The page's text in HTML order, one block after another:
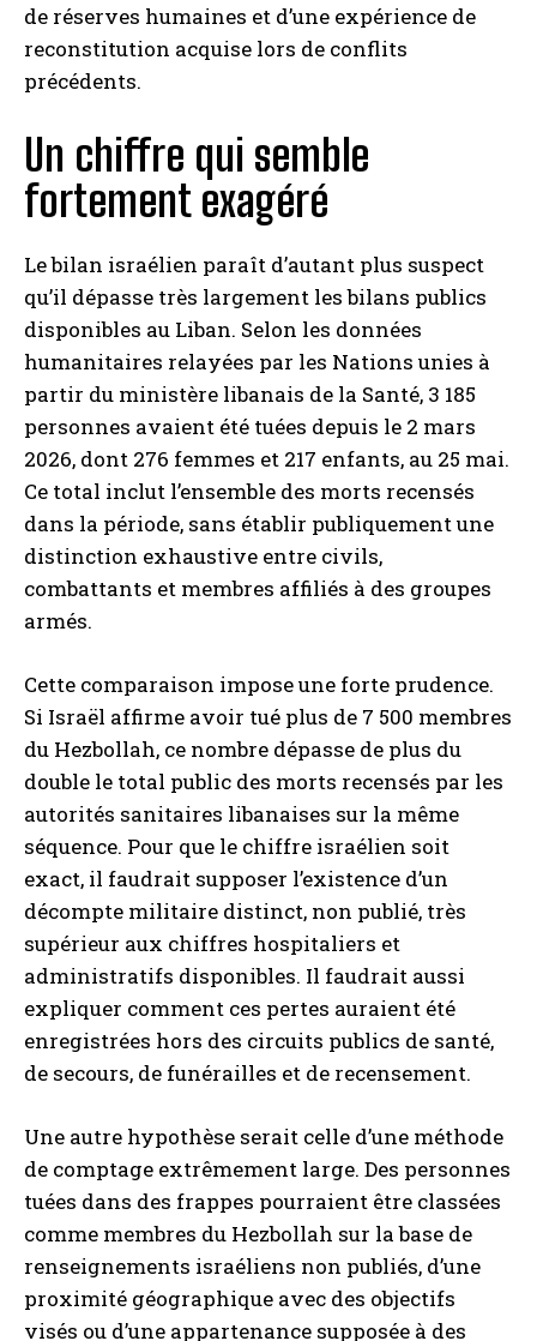
de réserves humaines et d’une expérience de
reconstitution acquise lors de conflits
précédents.
Un chiffre qui semble
fortement exagéré
Le bilan israélien paraît d’autant plus suspect
qu’il dépasse très largement les bilans publics
disponibles au Liban. Selon les données
humanitaires relayées par les Nations unies à
partir du ministère libanais de la Santé, 3 185
personnes avaient été tuées depuis le 2 mars
2026, dont 276 femmes et 217 enfants, au 25 mai.
Ce total inclut l’ensemble des morts recensés
dans la période, sans établir publiquement une
distinction exhaustive entre civils,
combattants et membres affiliés à des groupes
armés.
Cette comparaison impose une forte prudence.
Si Israël affirme avoir tué plus de 7 500 membres
du Hezbollah, ce nombre dépasse de plus du
double le total public des morts recensés par les
autorités sanitaires libanaises sur la même
séquence. Pour que le chiffre israélien soit
exact, il faudrait supposer l’existence d’un
décompte militaire distinct, non publié, très
supérieur aux chiffres hospitaliers et
administratifs disponibles. Il faudrait aussi
expliquer comment ces pertes auraient été
enregistrées hors des circuits publics de santé,
de secours, de funérailles et de recensement.
Une autre hypothèse serait celle d’une méthode
de comptage extrêmement large. Des personnes
tuées dans des frappes pourraient être classées
comme membres du Hezbollah sur la base de
renseignements israéliens non publiés, d’une
proximité géographique avec des objectifs
visés ou d’une appartenance supposée à des